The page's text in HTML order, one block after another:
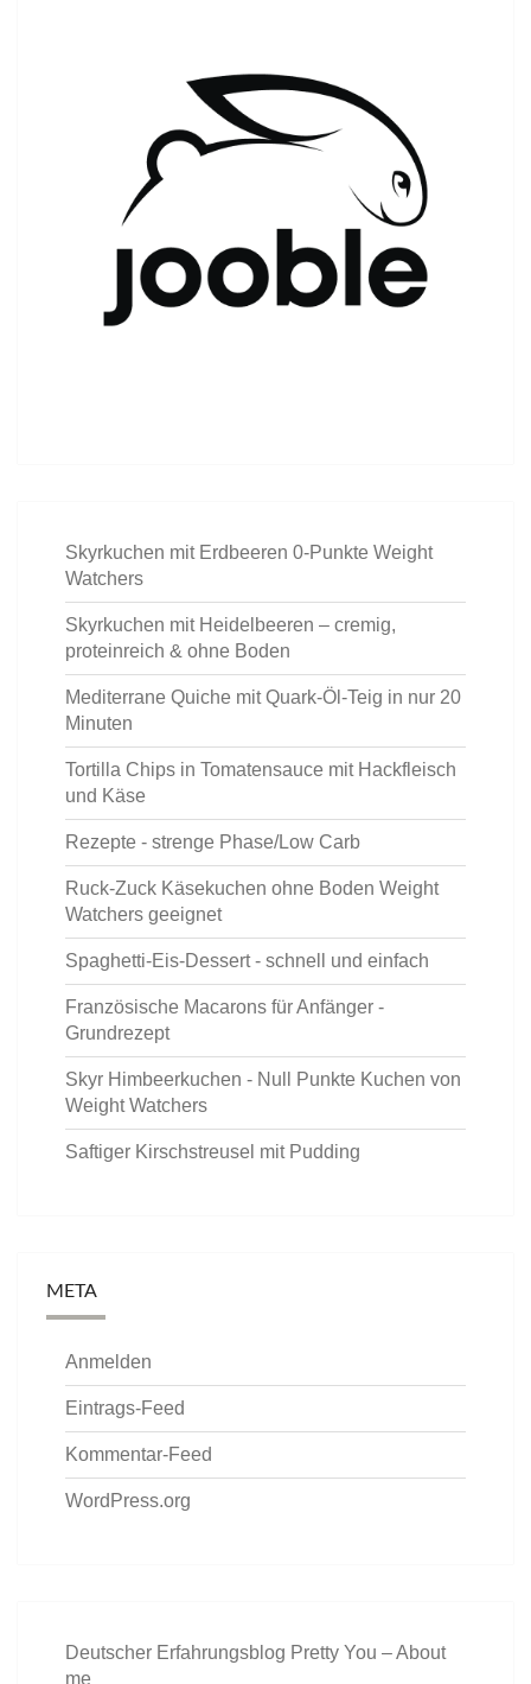
Skyrkuchen mit Erdbeeren 0-Punkte Weight
Watchers
Skyrkuchen mit Heidelbeeren – cremig,
proteinreich & ohne Boden
Mediterrane Quiche mit Quark-Öl-Teig in nur 20
Minuten
Tortilla Chips in Tomatensauce mit Hackfleisch
und Käse
Rezepte - strenge Phase/Low Carb
Ruck-Zuck Käsekuchen ohne Boden Weight
Watchers geeignet
Spaghetti-Eis-Dessert - schnell und einfach
Französische Macarons für Anfänger -
Grundrezept
Skyr Himbeerkuchen - Null Punkte Kuchen von
Weight Watchers
Saftiger Kirschstreusel mit Pudding
META
Anmelden
Eintrags-Feed
Kommentar-Feed
WordPress.org
Deutscher Erfahrungsblog Pretty You – About
me